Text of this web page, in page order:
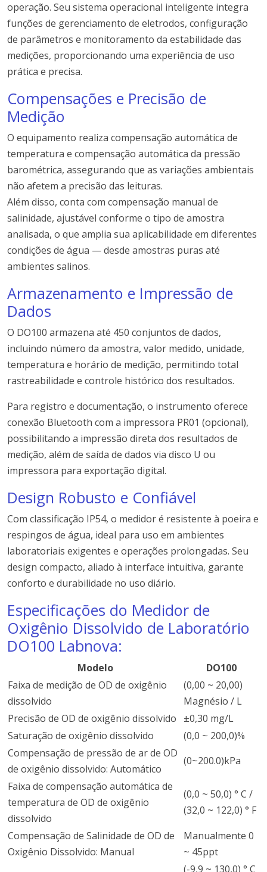
operação. Seu sistema operacional inteligente integra
funções de gerenciamento de eletrodos, configuração
de parâmetros e monitoramento da estabilidade das
medições, proporcionando uma experiência de uso
prática e precisa.
Compensações e Precisão de
Medição
O equipamento realiza compensação automática de
temperatura e compensação automática da pressão
barométrica, assegurando que as variações ambientais
não afetem a precisão das leituras.
Além disso, conta com compensação manual de
salinidade, ajustável conforme o tipo de amostra
analisada, o que amplia sua aplicabilidade em diferentes
condições de água — desde amostras puras até
ambientes salinos.
Armazenamento e Impressão de
Dados
O DO100 armazena até 450 conjuntos de dados,
incluindo número da amostra, valor medido, unidade,
temperatura e horário de medição, permitindo total
rastreabilidade e controle histórico dos resultados.
Para registro e documentação, o instrumento oferece
conexão Bluetooth com a impressora PR01 (opcional),
possibilitando a impressão direta dos resultados de
medição, além de saída de dados via disco U ou
impressora para exportação digital.
Design Robusto e Confiável
Com classificação IP54, o medidor é resistente à poeira e
respingos de água, ideal para uso em ambientes
laboratoriais exigentes e operações prolongadas. Seu
design compacto, aliado à interface intuitiva, garante
conforto e durabilidade no uso diário.
Especificações do Medidor de
Oxigênio Dissolvido de Laboratório
DO100 Labnova:
Modelo
DO100
Faixa de medição de OD de oxigênio
dissolvido
(0,00 ~ 20,00)
Magnésio / L
Precisão de OD de oxigênio dissolvido
±0,30 mg/L
Saturação de oxigênio dissolvido
(0,0 ~ 200,0)%
Compensação de pressão de ar de OD
de oxigênio dissolvido: Automático
(0~200.0)kPa
Faixa de compensação automática de
temperatura de OD de oxigênio
dissolvido
(0,0 ~ 50,0) ° C /
(32,0 ~ 122,0) ° F
Compensação de Salinidade de OD de
Oxigênio Dissolvido: Manual
Manualmente 0
~ 45ppt
(-9,9 ~ 130,0) ° C